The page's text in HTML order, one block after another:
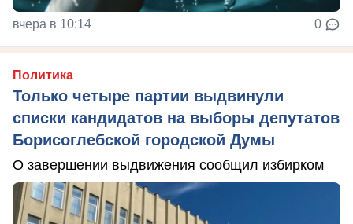
вчера в 10:14 0
Политика
Только четыре партии выдвинули
списки кандидатов на выборы депутатов
Борисоглебской городской Думы
О завершении выдвижения сообщил избирком